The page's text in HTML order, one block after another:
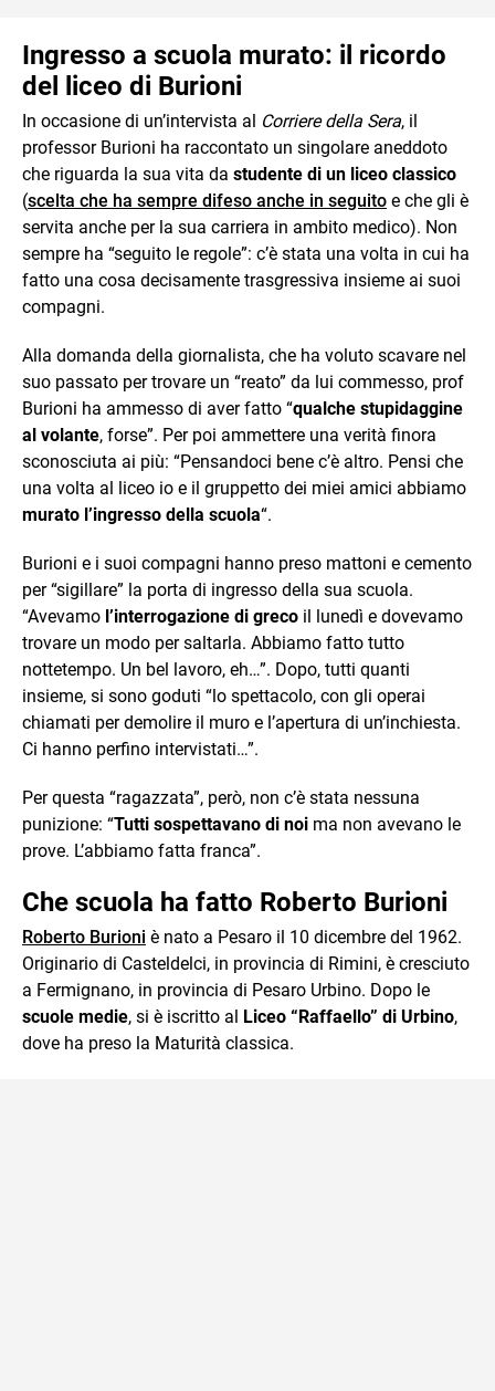
Ingresso a scuola murato: il ricordo
del liceo di Burioni
In occasione di un’intervista al Corriere della Sera, il
professor Burioni ha raccontato un singolare aneddoto
che riguarda la sua vita da studente di un liceo classico
(scelta che ha sempre difeso anche in seguito e che gli è
servita anche per la sua carriera in ambito medico). Non
sempre ha “seguito le regole”: c’è stata una volta in cui ha
fatto una cosa decisamente trasgressiva insieme ai suoi
compagni.
Alla domanda della giornalista, che ha voluto scavare nel
suo passato per trovare un “reato” da lui commesso, prof
Burioni ha ammesso di aver fatto “qualche stupidaggine
al volante, forse”. Per poi ammettere una verità finora
sconosciuta ai più: “Pensandoci bene c’è altro. Pensi che
una volta al liceo io e il gruppetto dei miei amici abbiamo
murato l’ingresso della scuola“.
Burioni e i suoi compagni hanno preso mattoni e cemento
per “sigillare” la porta di ingresso della sua scuola.
“Avevamo l’interrogazione di greco il lunedì e dovevamo
trovare un modo per saltarla. Abbiamo fatto tutto
nottetempo. Un bel lavoro, eh…”. Dopo, tutti quanti
insieme, si sono goduti “lo spettacolo, con gli operai
chiamati per demolire il muro e l’apertura di un’inchiesta.
Ci hanno perfino intervistati…”.
Per questa “ragazzata”, però, non c’è stata nessuna
punizione: “Tutti sospettavano di noi ma non avevano le
prove. L’abbiamo fatta franca”.
Che scuola ha fatto Roberto Burioni
Roberto Burioni è nato a Pesaro il 10 dicembre del 1962.
Originario di Casteldelci, in provincia di Rimini, è cresciuto
a Fermignano, in provincia di Pesaro Urbino. Dopo le
scuole medie, si è iscritto al Liceo “Raffaello” di Urbino,
dove ha preso la Maturità classica.